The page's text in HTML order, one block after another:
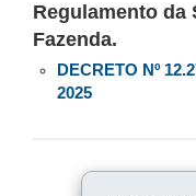
Regulamento da
Fazenda.
DECRETO Nº
2025